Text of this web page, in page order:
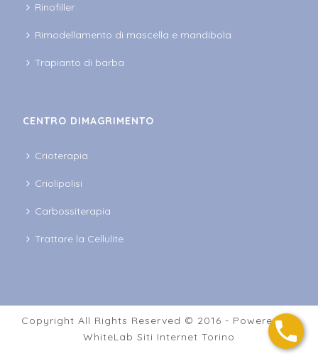
Rinofiller
Rimodellamento di mascella e mandibola
Trapianto di barba
CENTRO DIMAGRIMENTO
Crioterapia
Criolipolisi
Carbossiterapia
Trattare la Cellulite
Copyright All Rights Reserved © 2016 - Powered by
WhiteLab Siti Internet Torino